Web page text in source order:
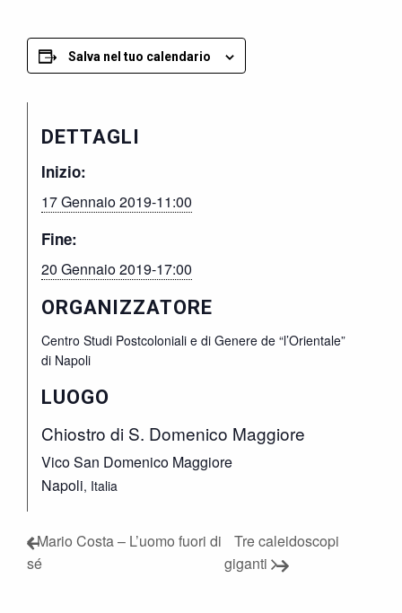
Salva nel tuo calendario
DETTAGLI
Inizio:
17 Gennaio 2019-11:00
Fine:
20 Gennaio 2019-17:00
LUOGO
Chiostro di S. Domenico Maggiore
Vico San Domenico Maggiore
Napoli, Italia
ORGANIZZATORE
Centro Studi Postcoloniali e di Genere de “l’Orientale”
di Napoli
Mario Costa – L’uomo fuori di
sé
Tre caleidoscopi
giganti